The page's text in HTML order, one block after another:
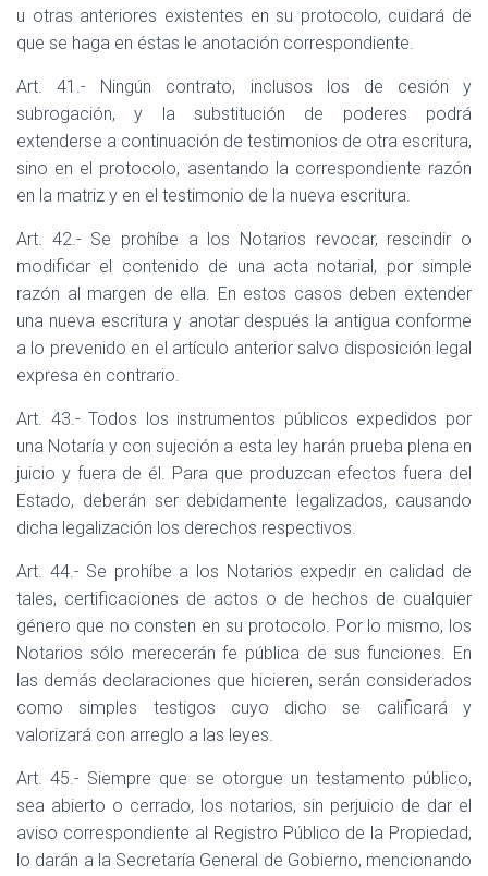
u otras anteriores existentes en su protocolo, cuidará de
que se haga en éstas le anotación correspondiente.
Art. 41.- Ningún contrato, inclusos los de cesión y
subrogación, y la substitución de poderes podrá
extenderse a continuación de testimonios de otra escritura,
sino en el protocolo, asentando la correspondiente razón
en la matriz y en el testimonio de la nueva escritura.
Art. 42.- Se prohíbe a los Notarios revocar, rescindir o
modificar el contenido de una acta notarial, por simple
razón al margen de ella. En estos casos deben extender
una nueva escritura y anotar después la antigua conforme
a lo prevenido en el artículo anterior salvo disposición legal
expresa en contrario.
Art. 43.- Todos los instrumentos públicos expedidos por
una Notaría y con sujeción a esta ley harán prueba plena en
juicio y fuera de él. Para que produzcan efectos fuera del
Estado, deberán ser debidamente legalizados, causando
dicha legalización los derechos respectivos.
Art. 44.- Se prohíbe a los Notarios expedir en calidad de
tales, certificaciones de actos o de hechos de cualquier
género que no consten en su protocolo. Por lo mismo, los
Notarios sólo merecerán fe pública de sus funciones. En
las demás declaraciones que hicieren, serán considerados
como simples testigos cuyo dicho se calificará y
valorizará con arreglo a las leyes.
Art. 45.- Siempre que se otorgue un testamento público,
sea abierto o cerrado, los notarios, sin perjuicio de dar el
aviso correspondiente al Registro Público de la Propiedad,
lo darán a la Secretaría General de Gobierno, mencionando